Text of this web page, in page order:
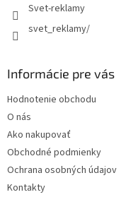
Svet-reklamy
svet_reklamy/
Informácie pre vás
Hodnotenie obchodu
O nás
Ako nakupovať
Obchodné podmienky
Ochrana osobných údajov
Kontakty